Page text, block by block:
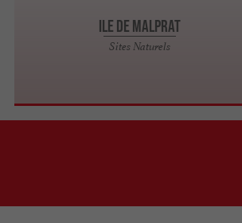
Ile de Malprat
Sites Naturels
L’île de Malprat fait partie du Bassin d’Arcachon,
non loin de Biganos. Cette île s’est formée dans le